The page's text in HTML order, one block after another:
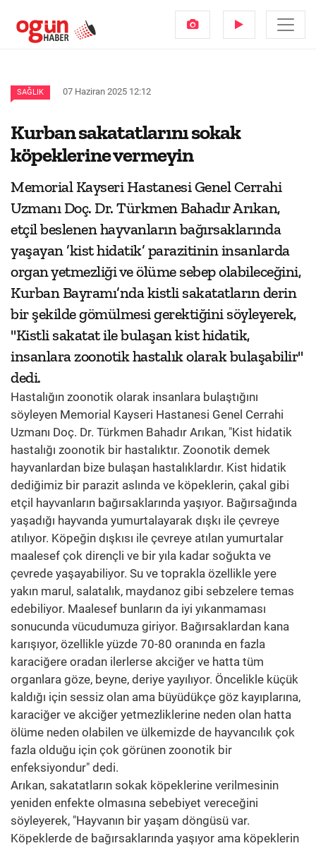
SAĞLIK 07 Haziran 2025 12:12
Kurban sakatatlarını sokak
köpeklerine vermeyin
Memorial Kayseri Hastanesi Genel Cerrahi
Uzmanı Doç. Dr. Türkmen Bahadır Arıkan,
etçil beslenen hayvanların bağırsaklarında
yaşayan ’kist hidatik’ parazitinin insanlarda
organ yetmezliği ve ölüme sebep olabileceğini,
Kurban Bayramı’nda kistli sakatatların derin
bir şekilde gömülmesi gerektiğini söyleyerek,
"Kistli sakatat ile bulaşan kist hidatik,
insanlara zoonotik hastalık olarak bulaşabilir"
dedi.
Hastalığın zoonotik olarak insanlara bulaştığını
söyleyen Memorial Kayseri Hastanesi Genel Cerrahi
Uzmanı Doç. Dr. Türkmen Bahadır Arıkan, "Kist hidatik
hastalığı zoonotik bir hastalıktır. Zoonotik demek
hayvanlardan bize bulaşan hastalıklardır. Kist hidatik
dediğimiz bir parazit aslında ve köpeklerin, çakal gibi
etçil hayvanların bağırsaklarında yaşıyor. Bağırsağında
yaşadığı hayvanda yumurtalayarak dışkı ile çevreye
atılıyor. Köpeğin dışkısı ile çevreye atılan yumurtalar
maalesef çok dirençli ve bir yıla kadar soğukta ve
çevrede yaşayabiliyor. Su ve toprakla özellikle yere
yakın marul, salatalık, maydanoz gibi sebzelere temas
edebiliyor. Maalesef bunların da iyi yıkanmaması
sonucunda vücudumuza giriyor. Bağırsaklardan kana
karışıyor, özellikle yüzde 70-80 oranında en fazla
karaciğere oradan ilerlerse akciğer ve hatta tüm
organlara göze, beyne, deriye yayılıyor. Öncelikle küçük
kaldığı için sessiz olan ama büyüdükçe göz kayıplarına,
karaciğer ve akciğer yetmezliklerine neden olan hatta
ölüme neden olabilen ve ülkemizde de hayvancılık çok
fazla olduğu için çok görünen zoonotik bir
enfeksiyondur" dedi.
Arıkan, sakatatların sokak köpeklerine verilmesinin
yeniden enfekte olmasına sebebiyet vereceğini
söyleyerek, "Hayvanın bir yaşam döngüsü var.
Köpeklerde de bağırsaklarında yaşıyor ama köpeklerin